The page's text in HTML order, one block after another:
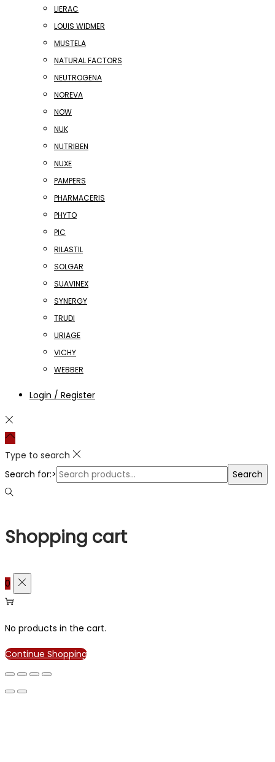
LIERAC
LOUIS WIDMER
MUSTELA
NATURAL FACTORS
NEUTROGENA
NOREVA
NOW
NUK
NUTRIBEN
NUXE
PAMPERS
PHARMACERIS
PHYTO
PIC
RILASTIL
SOLGAR
SUAVINEX
SYNERGY
TRUDI
URIAGE
VICHY
WEBBER
Login / Register
Type to search
Search for:>
Search
Shopping cart
0
No products in the cart.
Continue Shopping